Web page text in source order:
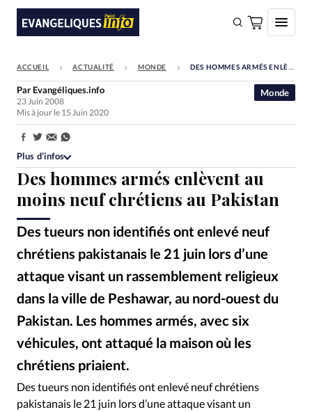
FAIRE UN DON
Faire un don
Société
Monde
Bible
Toute l'actualité
Se connecter
RUBRIQUES
Toute l'actualité Bible Culture
Economie
Eglises
Histoire Laicité
Liberté religieuse
Mission
Monde People
Société
ACCUEIL ACTUALITÉ MONDE DES HOMMES ARMÉS ENLÈVENT AU MOINS NEUF CHRÉTIENS AU PAKISTAN
Des hommes armés enlèvent au
moins neuf chrétiens au Pakistan
Des tueurs non identifiés ont enlevé neuf
chrétiens pakistanais le 21 juin lors d’une
attaque visant un rassemblement religieux
dans la ville de Peshawar, au nord-ouest du
Pakistan. Les hommes armés, avec six
véhicules, ont attaqué la maison où les
chrétiens priaient.
Monde
Par Evangéliques.info
23 Juin 2008
Mis à jour le 15 Juin 2020
Partager:
Plus d’infos
Des tueurs non identifiés ont enlevé neuf chrétiens
pakistanais le 21 juin lors d’une attaque visant un